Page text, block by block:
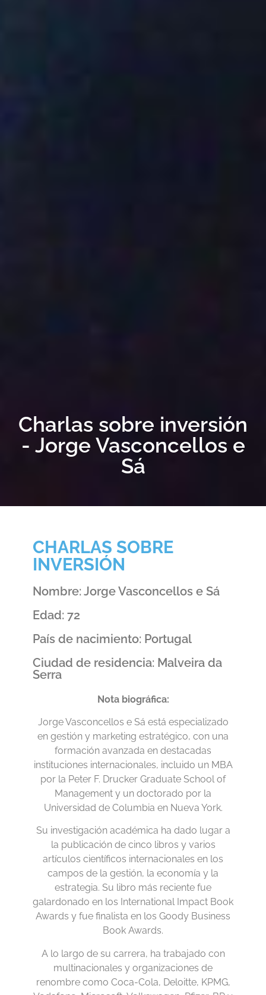
Charlas sobre inversión
- Jorge Vasconcellos e
Sá
CHARLAS SOBRE
INVERSIÓN
Nombre: Jorge Vasconcellos e Sá
Edad: 72
País de nacimiento: Portugal
Ciudad de residencia: Malveira da
Serra
Nota biográfica:
Jorge Vasconcellos e Sá está especializado
en gestión y marketing estratégico, con una
formación avanzada en destacadas
instituciones internacionales, incluido un MBA
por la Peter F. Drucker Graduate School of
Management y un doctorado por la
Universidad de Columbia en Nueva York.
Su investigación académica ha dado lugar a
la publicación de cinco libros y varios
artículos científicos internacionales en los
campos de la gestión, la economía y la
estrategia. Su libro más reciente fue
galardonado en los International Impact Book
Awards y fue finalista en los Goody Business
Book Awards.
A lo largo de su carrera, ha trabajado con
multinacionales y organizaciones de
renombre como Coca-Cola, Deloitte, KPMG,